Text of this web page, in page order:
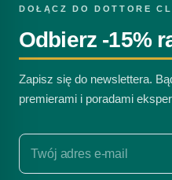
DOŁĄCZ DO DOTTORE
Odbierz -15%
Zapisz się do newslettera.
premierami i poradami